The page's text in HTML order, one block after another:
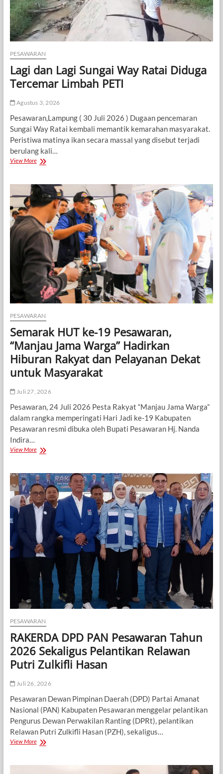
PESAWARAN
Lagi dan Lagi Sungai Way Ratai Diduga
Tercemar Limbah PETI
Agustus 3, 2026
Pesawaran,Lampung ( 30 Juli 2026 ) Dugaan pencemaran
Sungai Way Ratai kembali memantik kemarahan masyarakat.
Peristiwa matinya ikan secara massal yang disebut terjadi
berulang kali…
View MoreLagi
Sungai
Way
Ratai
Tercemar
Limbah
PETI
PESAWARAN
Semarak HUT ke-19 Pesawaran,
“Manjau Jama Warga” Hadirkan
Hiburan Rakyat dan Pelayanan Dekat
untuk Masyarakat
Juli 27, 2026
Pesawaran, 24 Juli 2026 Pesta Rakyat “Manjau Jama Warga”
dalam rangka memperingati Hari Jadi ke-19 Kabupaten
Pesawaran resmi dibuka oleh Bupati Pesawaran Hj. Nanda
Indira…
View MoreSemarak
19
Pesawaran,
“Manjau
Jama
Warga”
Hadirkan
Hiburan
Rakyat
dan
Pelayanan
untuk
Masyarakat
PESAWARAN
RAKERDA DPD PAN Pesawaran Tahun
2026 Sekaligus Pelantikan Relawan
Putri Zulkifli Hasan
Juli 26, 2026
Pesawaran Dewan Pimpinan Daerah (DPD) Partai Amanat
Nasional (PAN) Kabupaten Pesawaran menggelar pelantikan
Pengurus Dewan Perwakilan Ranting (DPRt), pelantikan
Relawan Putri Zulkifli Hasan (PZH), sekaligus…
View MoreRAKERDA